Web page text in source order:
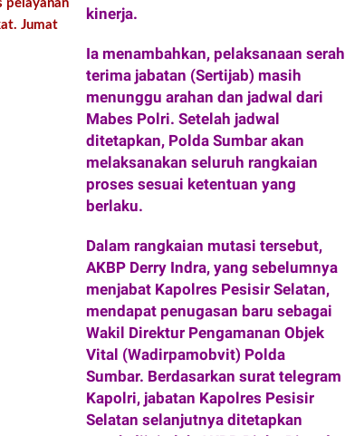
pelayanan
Jumat
kinerja.
Ia menambahkan, pelaksanaan serah
terima jabatan (Sertijab) masih
menunggu arahan dan jadwal dari
Mabes Polri. Setelah jadwal
ditetapkan, Polda Sumbar akan
melaksanakan seluruh rangkaian
proses sesuai ketentuan yang
berlaku.
Dalam rangkaian mutasi tersebut,
AKBP Derry Indra, yang sebelumnya
menjabat Kapolres Pesisir Selatan,
mendapat penugasan baru sebagai
Wakil Direktur Pengamanan Objek
Vital (Wadirpamobvit) Polda
Sumbar. Berdasarkan surat telegram
Kapolri, jabatan Kapolres Pesisir
Selatan selanjutnya ditetapkan